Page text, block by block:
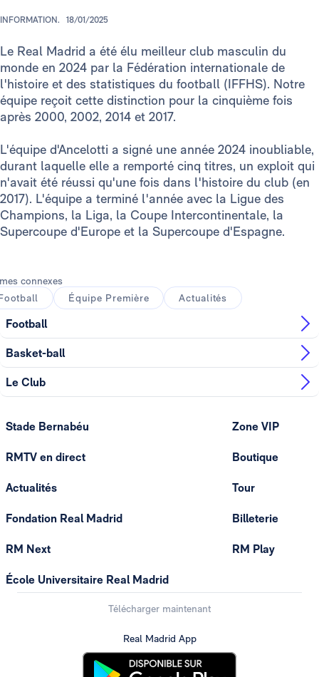
INFORMATION. 18/01/2025
Le Real Madrid a été élu meilleur club masculin du
monde en 2024 par la Fédération internationale de
l'histoire et des statistiques du football (IFFHS). Notre
équipe reçoit cette distinction pour la cinquième fois
après 2000, 2002, 2014 et 2017.
L'équipe d'Ancelotti a signé une année 2024 inoubliable,
durant laquelle elle a remporté cinq titres, un exploit qui
n'avait été réussi qu'une fois dans l'histoire du club (en
2017). L'équipe a terminé l'année avec la Ligue des
Champions, la Liga, la Coupe Intercontinentale, la
Supercoupe d'Europe et la Supercoupe d'Espagne.
connexes
Équipe Première Actualités
Football
Basket-ball
Le Club
Stade Bernabéu
RMTV en direct
Actualités
Fondation Real Madrid
RM Next
École Universitaire Real Madrid
Zone VIP
Boutique
Tour
Billeterie
RM Play
Télécharger maintenant
Real Madrid App